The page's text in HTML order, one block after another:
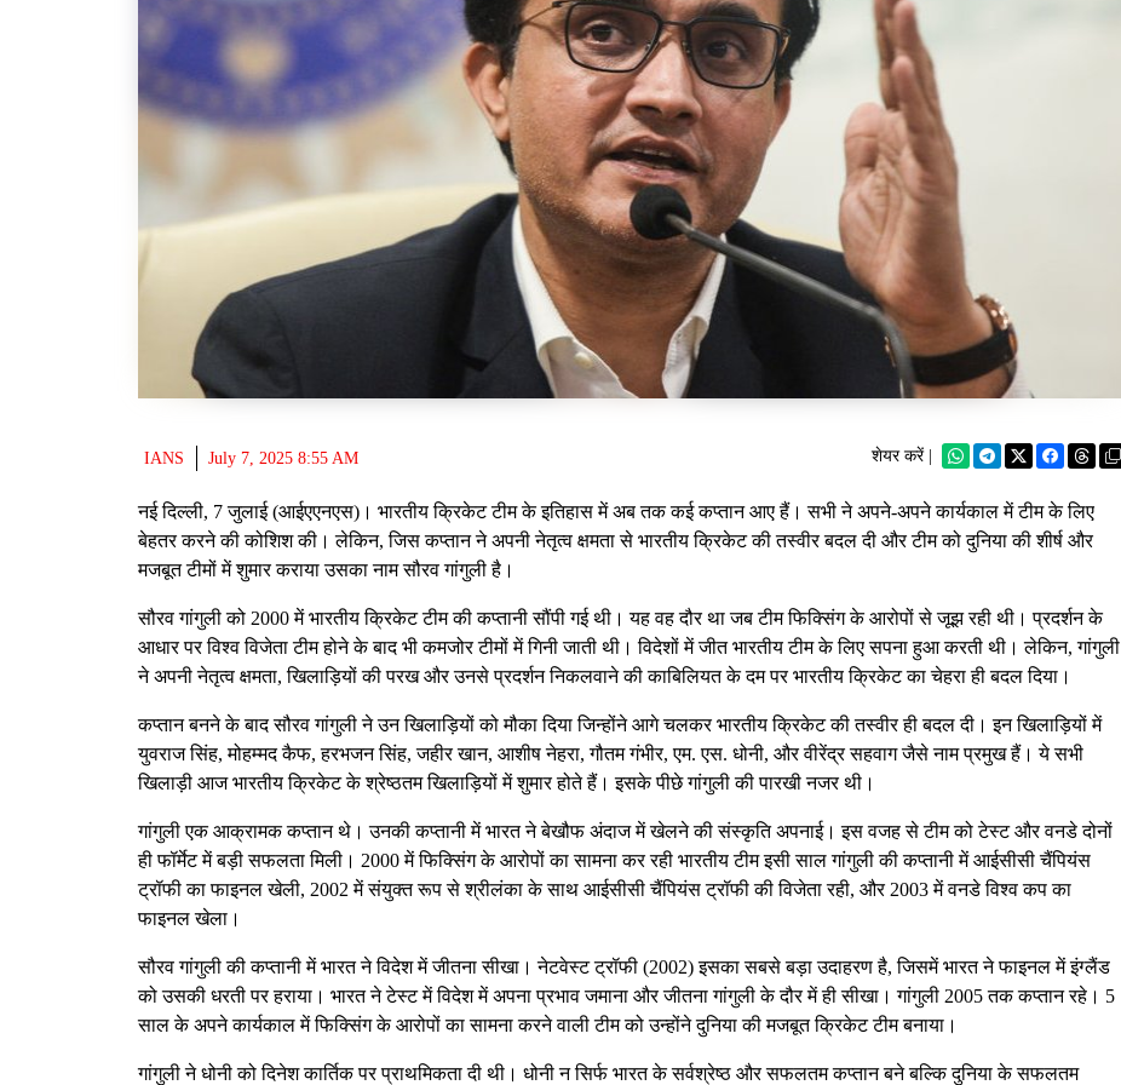
IANS July 7, 2025 8:55 AM शेयर करें |
नई दिल्ली, 7 जुलाई (आईएएनएस)। भारतीय क्रिकेट टीम के इतिहास में अब तक कई कप्तान आए हैं। सभी ने अपने-अपने कार्यकाल में टीम के लिए
बेहतर करने की कोशिश की। लेकिन, जिस कप्तान ने अपनी नेतृत्व क्षमता से भारतीय क्रिकेट की तस्वीर बदल दी और टीम को दुनिया की शीर्ष और
मजबूत टीमों में शुमार कराया उसका नाम सौरव गांगुली है।
सौरव गांगुली को 2000 में भारतीय क्रिकेट टीम की कप्तानी सौंपी गई थी। यह वह दौर था जब टीम फिक्सिंग के आरोपों से जूझ रही थी। प्रदर्शन के
आधार पर विश्व विजेता टीम होने के बाद भी कमजोर टीमों में गिनी जाती थी। विदेशों में जीत भारतीय टीम के लिए सपना हुआ करती थी। लेकिन, गांगुली
ने अपनी नेतृत्व क्षमता, खिलाड़ियों की परख और उनसे प्रदर्शन निकलवाने की काबिलियत के दम पर भारतीय क्रिकेट का चेहरा ही बदल दिया।
कप्तान बनने के बाद सौरव गांगुली ने उन खिलाड़ियों को मौका दिया जिन्होंने आगे चलकर भारतीय क्रिकेट की तस्वीर ही बदल दी। इन खिलाड़ियों में
युवराज सिंह, मोहम्मद कैफ, हरभजन सिंह, जहीर खान, आशीष नेहरा, गौतम गंभीर, एम. एस. धोनी, और वीरेंद्र सहवाग जैसे नाम प्रमुख हैं। ये सभी
खिलाड़ी आज भारतीय क्रिकेट के श्रेष्ठतम खिलाड़ियों में शुमार होते हैं। इसके पीछे गांगुली की पारखी नजर थी।
गांगुली एक आक्रामक कप्तान थे। उनकी कप्तानी में भारत ने बेखौफ अंदाज में खेलने की संस्कृति अपनाई। इस वजह से टीम को टेस्ट और वनडे दोनों
ही फॉर्मेट में बड़ी सफलता मिली। 2000 में फिक्सिंग के आरोपों का सामना कर रही भारतीय टीम इसी साल गांगुली की कप्तानी में आईसीसी चैंपियंस
ट्रॉफी का फाइनल खेली, 2002 में संयुक्त रूप से श्रीलंका के साथ आईसीसी चैंपियंस ट्रॉफी की विजेता रही, और 2003 में वनडे विश्व कप का
फाइनल खेला।
सौरव गांगुली की कप्तानी में भारत ने विदेश में जीतना सीखा। नेटवेस्ट ट्रॉफी (2002) इसका सबसे बड़ा उदाहरण है, जिसमें भारत ने फाइनल में इंग्लैंड
को उसकी धरती पर हराया। भारत ने टेस्ट में विदेश में अपना प्रभाव जमाना और जीतना गांगुली के दौर में ही सीखा। गांगुली 2005 तक कप्तान रहे। 5
साल के अपने कार्यकाल में फिक्सिंग के आरोपों का सामना करने वाली टीम को उन्होंने दुनिया की मजबूत क्रिकेट टीम बनाया।
गांगुली ने धोनी को दिनेश कार्तिक पर प्राथमिकता दी थी। धोनी न सिर्फ भारत के सर्वश्रेष्ठ और सफलतम कप्तान बने बल्कि दुनिया के सफलतम